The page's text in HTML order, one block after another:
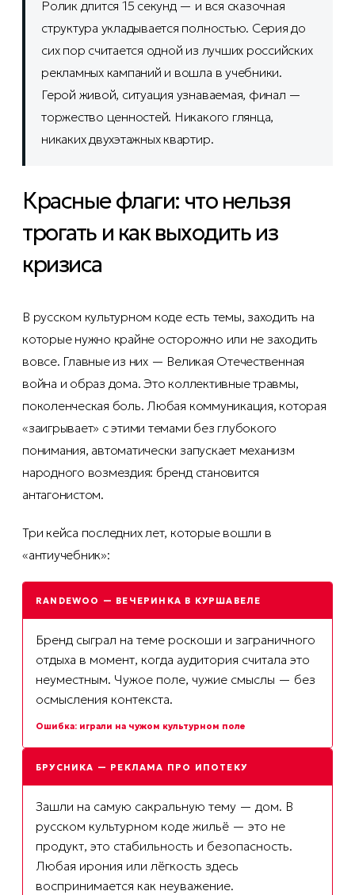
Ролик длится 15 секунд — и вся сказочная
структура укладывается полностью. Серия до
сих пор считается одной из лучших российских
рекламных кампаний и вошла в учебники.
Герой живой, ситуация узнаваемая, финал —
торжество ценностей. Никакого глянца,
никаких двухэтажных квартир.
Красные флаги: что нельзя
трогать и как выходить из
кризиса
В русском культурном коде есть темы, заходить на
которые нужно крайне осторожно или не заходить
вовсе. Главные из них — Великая Отечественная
война и образ дома. Это коллективные травмы,
поколенческая боль. Любая коммуникация, которая
«заигрывает» с этими темами без глубокого
понимания, автоматически запускает механизм
народного возмездия: бренд становится
антагонистом.
Три кейса последних лет, которые вошли в
«антиучебник»:
RANDEWOO — ВЕЧЕРИНКА В КУРШАВЕЛЕ
Бренд сыграл на теме роскоши и заграничного
отдыха в момент, когда аудитория считала это
неуместным. Чужое поле, чужие смыслы — без
осмысления контекста.
Ошибка: играли на чужом культурном поле
БРУСНИКА — РЕКЛАМА ПРО ИПОТЕКУ
Зашли на самую сакральную тему — дом. В
русском культурном коде жильё — это не
продукт, это стабильность и безопасность.
Любая ирония или лёгкость здесь
воспринимается как неуважение.